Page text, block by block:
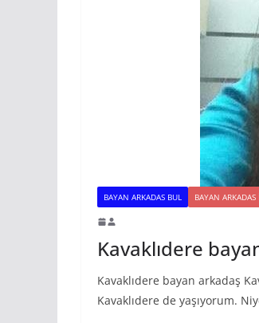
BAYAN ARKADAS BUL BAYAN ARKADAS
Kavaklıdere
Kavaklıdere bayan arkadaş
Kavaklıdere de yaşıyorum.